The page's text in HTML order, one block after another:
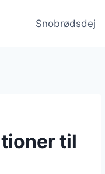
Snobrødsdej
til